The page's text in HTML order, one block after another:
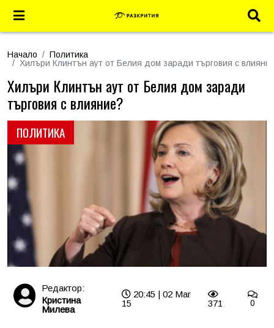
Начало
Политика
Хилъри Клинтън аут от Белия дом заради търговия с
ПОЛИТИКА
Хилъри Клинтън аут от Белия дом заради
търговия с влияние?
Редактор:
Кристина
Милева
20:45 | 02 Mar
15
371 0